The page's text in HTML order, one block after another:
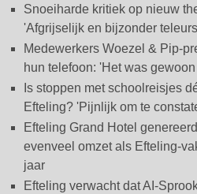
Snoeiharde kritiek op nieuw
'Afgrijselijk en bijzonder
Medewerkers Woezel & Pip-
hun telefoon: 'Het was
Is stoppen met schoolreisjes
Efteling? 'Pijnlijk om te
Efteling Grand Hotel
evenveel omzet als Efteling-
jaar
Efteling verwacht dat AI-